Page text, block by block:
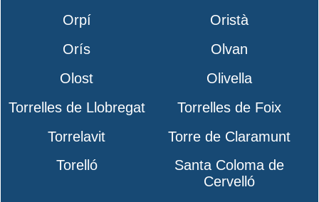
Orpí
Oristà
Orís
Olvan
Olost
Olivella
Torrelles de Llobregat
Torrelles de Foix
Torrelavit
Torre de Claramunt
Torelló
Santa Coloma de
Cervelló